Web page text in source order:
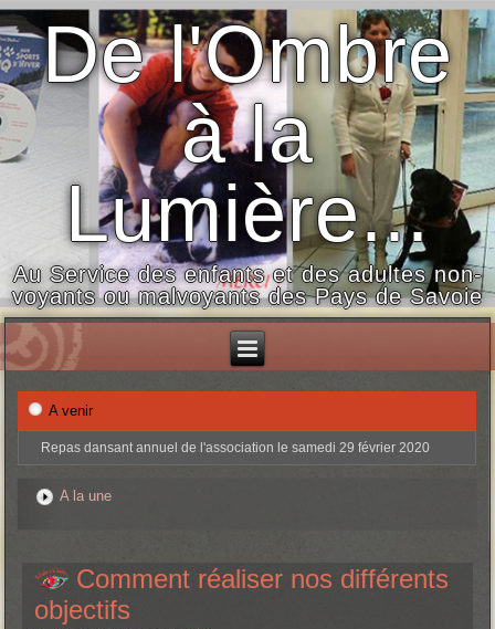
De l'Ombre
à la
Lumière...
Au Service des enfants et des adultes non-
voyants ou malvoyants des Pays de Savoie
A venir
Repas dansant annuel de l'association le samedi 29 février 2020
A la une
Comment réaliser nos différents
objectifs